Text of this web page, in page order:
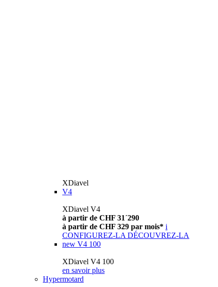
XDiavel
V4
XDiavel V4
à partir de CHF 31´290
à partir de CHF 329 par mois* i
CONFIGUREZ-LA DÉCOUVREZ-LA
new V4 100
XDiavel V4 100
en savoir plus
Hypermotard